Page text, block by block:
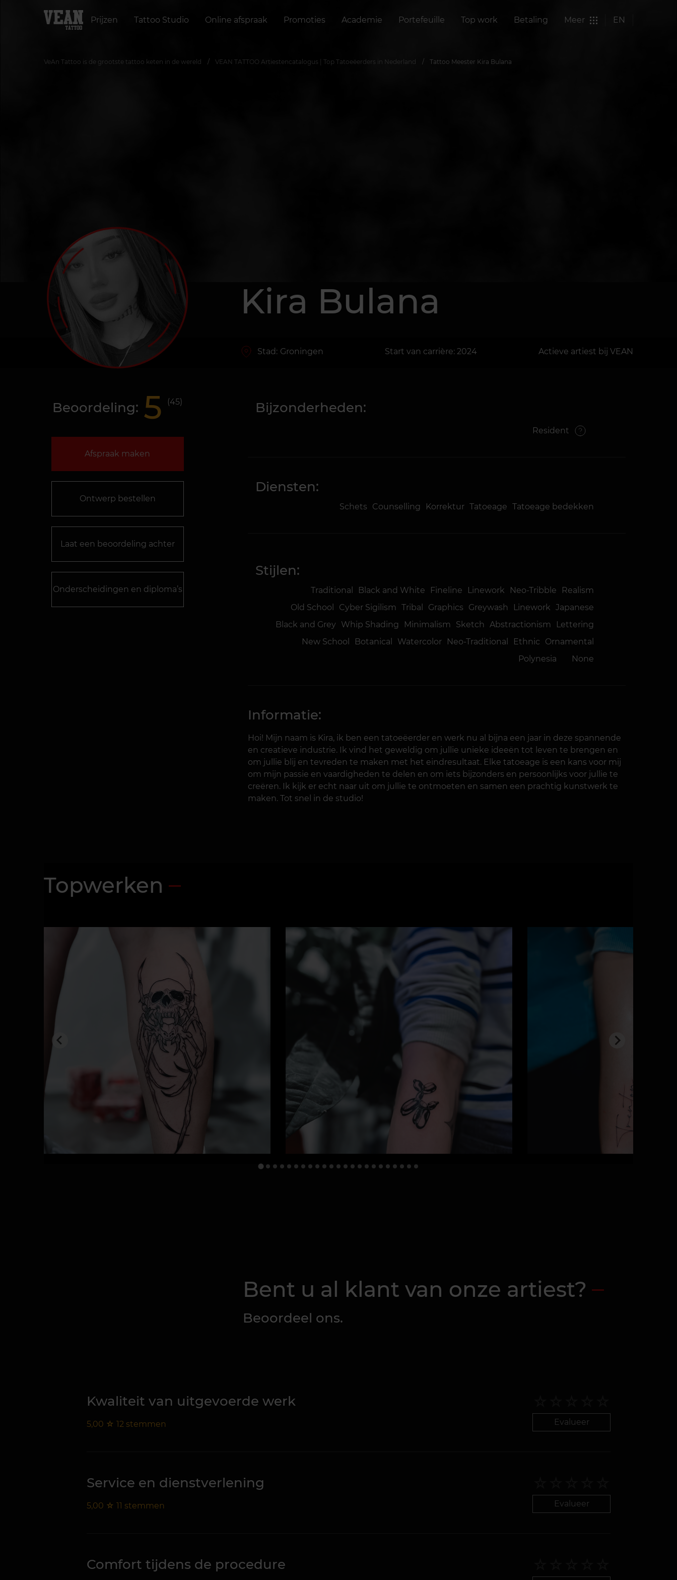
Prijzen Tattoo Studio Online afspraak Promoties Academie Portefeuille Top work Betaling Meer EN
VeAn Tattoo is de grootste tattoo keten in de wereld VEAN TATTOO Artiestencatalogus | Top Tatoeëerders in Nederland Tattoo Meester Kira Bulana
Kira Bulana
Stad: Groningen Start van carrière: 2024 Actieve artiest bij VEAN
Beoordeling: 5 (45)
Afspraak maken
Ontwerp bestellen
Laat een beoordeling achter
Onderscheidingen en diploma’s
Bijzonderheden:
Resident
Diensten:
Schets Counselling Korrektur Tatoeage Tatoeage bedekken
Stijlen:
Traditional Black and White Fineline Linework Neo-Tribble
Realism
Old School
Cyber Sigilism Tribal Graphics Greywash Linework
Japanese
Black and Grey Whip Shading Minimalism Sketch Abstractionism
Lettering
New School
Botanical Watercolor Neo-Traditional Ethnic
Ornamental
Polynesia
None
Informatie:
Hoi! Mijn naam is Kira, ik ben een tatoeëerder en werk nu al bijna een jaar in deze spannende
en creatieve industrie. Ik vind het geweldig om jullie unieke ideeën tot leven te brengen en
om jullie blij en tevreden te maken met het eindresultaat. Elke tatoeage is een kans voor mij
om mijn passie en vaardigheden te delen en om iets bijzonders en persoonlijks voor jullie te
creëren. Ik kijk er echt naar uit om jullie te ontmoeten en samen een prachtig kunstwerk te
maken. Tot snel in de studio!
Topwerken
Bent u al klant van onze artiest?
Beoordeel ons.
Kwaliteit van uitgevoerde werk
5,00 ☆ 12 stemmen Evalueer
Service en dienstverlening
5,00 ☆ 11 stemmen Evalueer
Comfort tijdens de procedure